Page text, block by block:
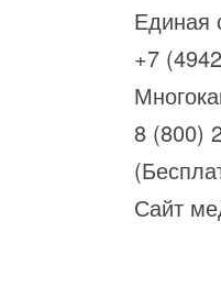
Единая
+7
8 (800)
Сайт